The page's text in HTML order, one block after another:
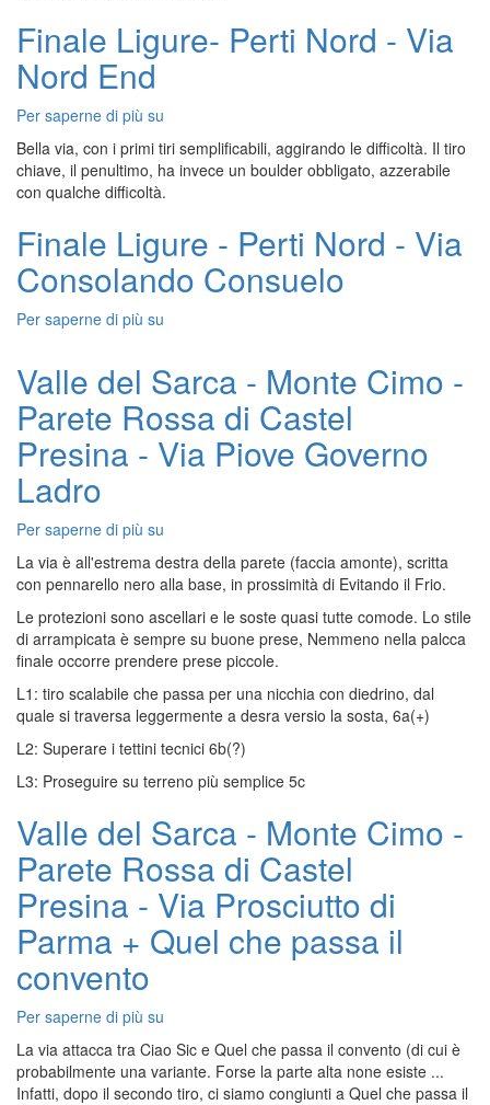
Finale Ligure- Perti Nord - Via
Nord End
Per saperne di più su
Perti
Nord
-
Nord
End
Bella via, con i primi tiri semplificabili, aggirando le difficoltà. Il tiro
chiave, il penultimo, ha invece un boulder obbligato, azzerabile
con qualche difficoltà.
Finale Ligure - Perti Nord - Via
Consolando Consuelo
Per saperne di più su
Perti
-
Via
Consolando
Valle del Sarca - Monte Cimo -
Parete Rossa di Castel
Presina - Via Piove Governo
Ladro
Per saperne di più su
Sarca
-
Monte
Cimo
-
Rossa
di
Castel
Presina
-
Piove
Ladro
La via è all'estrema destra della parete (faccia amonte), scritta
con pennarello nero alla base, in prossimità di Evitando il Frio.
Le protezioni sono ascellari e le soste quasi tutte comode. Lo stile
di arrampicata è sempre su buone prese, Nemmeno nella palcca
finale occorre prendere prese piccole.
L1: tiro scalabile che passa per una nicchia con diedrino, dal
quale si traversa leggermente a desra versio la sosta, 6a(+)
L2: Superare i tettini tecnici 6b(?)
L3: Proseguire su terreno più semplice 5c
Valle del Sarca - Monte Cimo -
Parete Rossa di Castel
Presina - Via Prosciutto di
Parma + Quel che passa il
convento
Per saperne di più su
del
Sarca
-
La via attacca tra Ciao Sic e Quel che passa il convento (di cui è
probabilmente una variante. Forse la parte alta none esiste ...
Infatti, dopo il secondo tiro, ci siamo congiunti a Quel che passa il